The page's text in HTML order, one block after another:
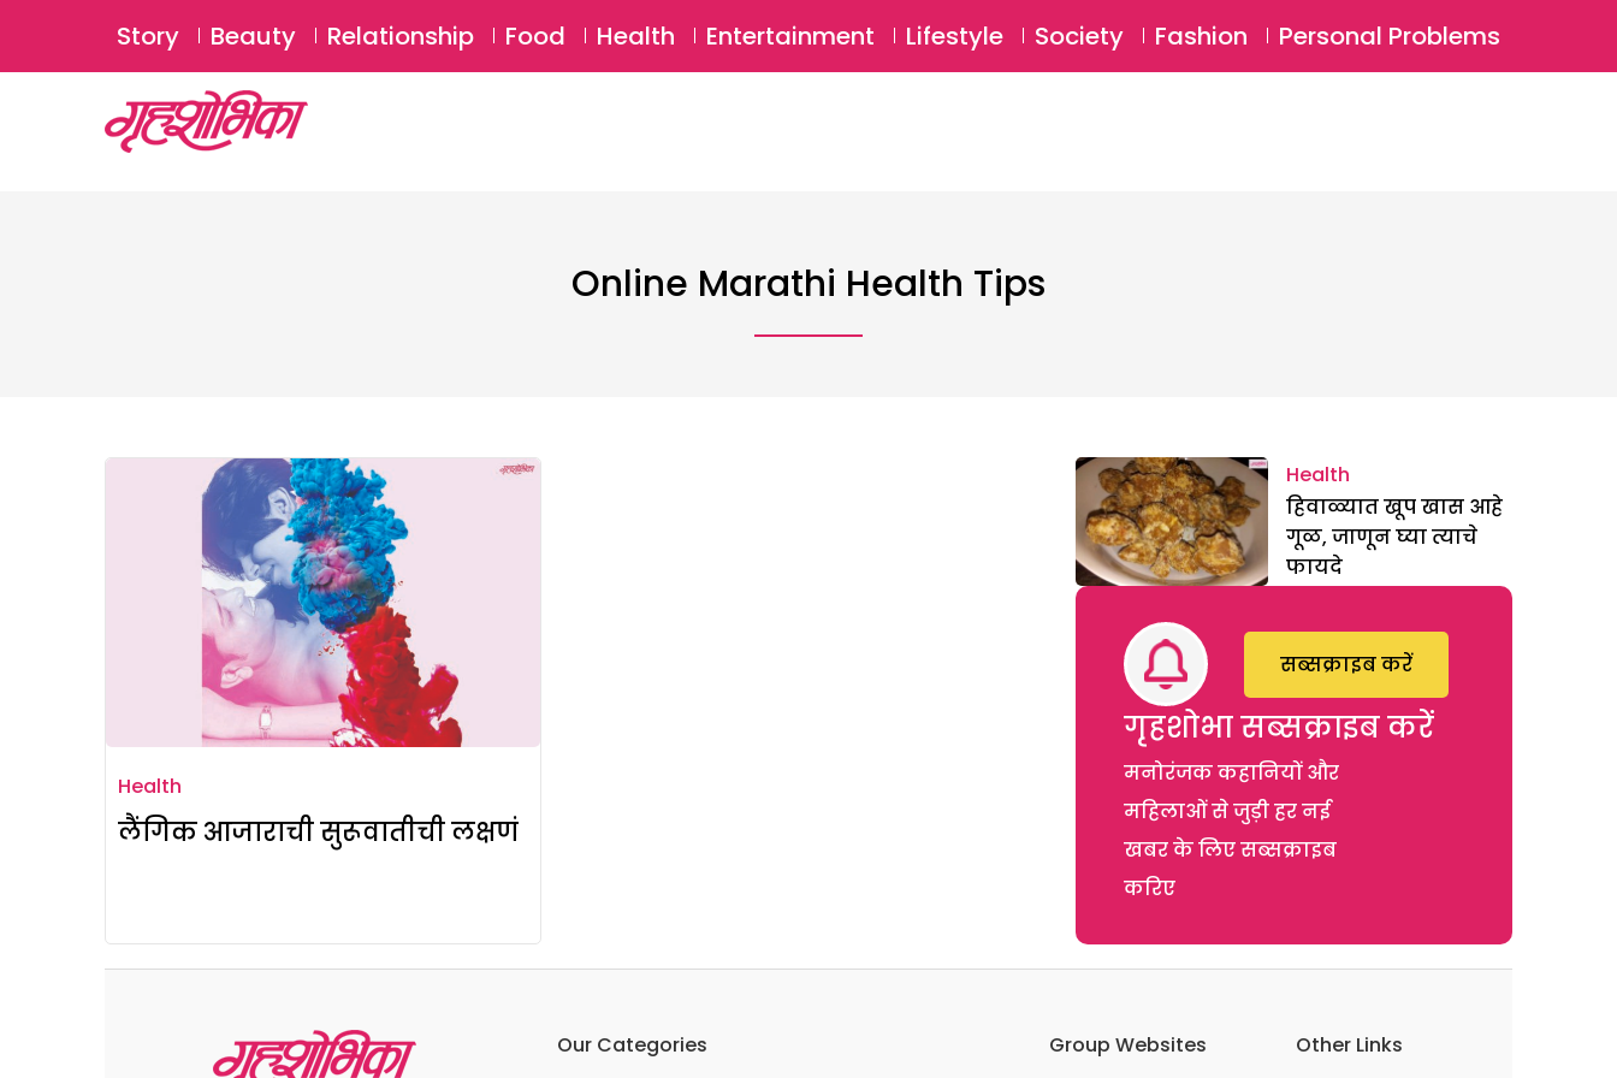
SUBSCRIBE Login ⚲
Story Beauty Relationship Food Health Entertainment Lifestyle Society Fashion Personal Problems
Online Marathi Health Tips
Health
लैंगिक आजाराची सुरूवातीची लक्षणं
Health
हिवाळ्यात खूप खास आहे
गूळ, जाणून घ्या त्याचे
फायदे
गृहशोभा सब्सक्राइब करें
मनोरंजक कहानियों और
महिलाओं से जुड़ी हर नई
खबर के लिए सब्सक्राइब
करिए
सब्सक्राइब करें
Our Categories Group Websites Other Links